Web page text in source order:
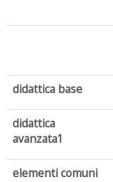
didattica base
didattica
avanzata1
elementi comuni